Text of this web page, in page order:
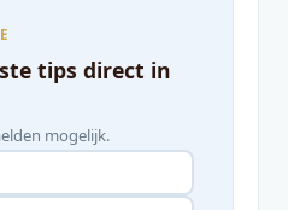
tips direct in
mogelijk.